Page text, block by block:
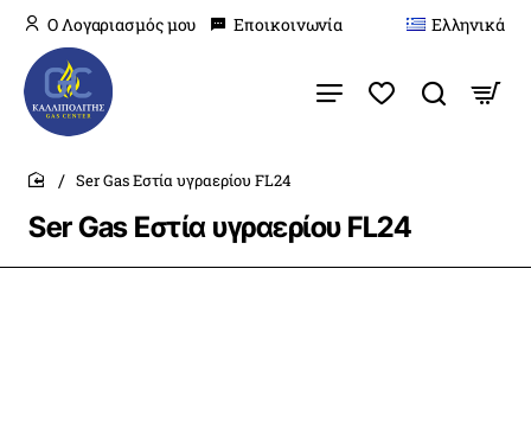
O Λογαριασμός μου Εποικοινωνία Ελληνικά
Ser Gas Εστία υγραερίου FL24
home
Ser Gas Εστία υγραερίου FL24